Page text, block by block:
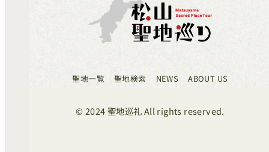
聖地一覧 聖地検索 NEWS ABOUT US
© 2024 聖地巡礼 All rights reserved.